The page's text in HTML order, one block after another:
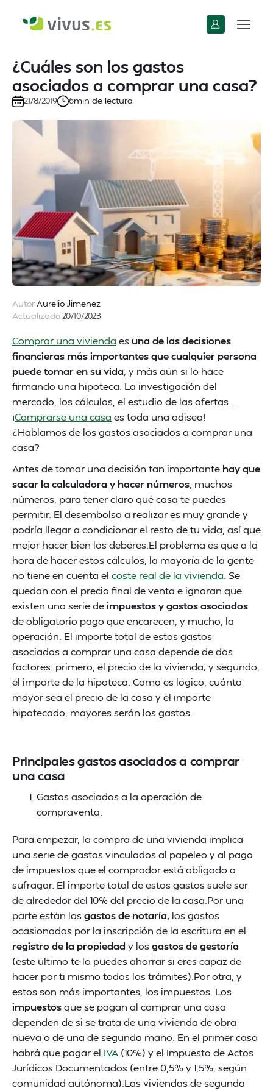
¿Cuáles son los gastos
asociados a comprar una casa?
21/8/2019 6min de lectura
AutorAurelio Jimenez
Actualizado20/10/2023
Comprar una vivienda esuna de las decisiones
financieras más importantes que cualquier persona
puede tomar en su vida, y más aún si lo hace
firmando una hipoteca. La investigación del
mercado, los cálculos, el estudio de las ofertas…
¡Comprarse una casa es toda una odisea!
¿Hablamos de los gastos asociados a comprar una
casa?
Antes de tomar una decisión tan importante hay que
sacar la calculadora y hacer números, muchos
números, para tener claro qué casa te puedes
permitir. El desembolso a realizar es muy grande y
podría llegar a condicionar el resto de tu vida, así que
mejor hacer bien los deberes.El problema es que a la
hora de hacer estos cálculos, la mayoría de la gente
no tiene en cuenta el coste real de la vivienda. Se
quedan con el precio final de venta e ignoran que
existen una serie deimpuestos y gastos asociados
de obligatorio pago que encarecen, y mucho, la
operación. El importe total de estos gastos
asociados a comprar una casa depende de dos
factores: primero, el precio de la vivienda; y segundo,
el importe de la hipoteca. Como es lógico, cuánto
mayor sea el precio de la casa y el importe
hipotecado, mayores serán los gastos.
Principales gastos asociados a comprar
una casa
Gastos asociados a la operación de
compraventa.
Para empezar, la compra de una vivienda implica
una serie de gastos vinculados al papeleo y al pago
de impuestos que el comprador está obligado a
sufragar. El importe total de estos gastos suele ser
de alrededor del 10% del precio de la casa.Por una
parte están losgastos de notaría, los gastos
ocasionados por la inscripción de la escritura en el
registro de la propiedad y losgastos de gestoría
(este último te lo puedes ahorrar si eres capaz de
hacer por ti mismo todos los trámites).Por otra, y
estos son más importantes, los impuestos. Los
impuestosque se pagan al comprar una casa
dependen de si se trata de una vivienda de obra
nueva o de una de segunda mano. En el primer caso
habrá que pagar el IVA (10%) y el Impuesto de Actos
Jurídicos Documentados (entre 0,5% y 1,5%, según
comunidad autónoma).Las viviendas de segunda